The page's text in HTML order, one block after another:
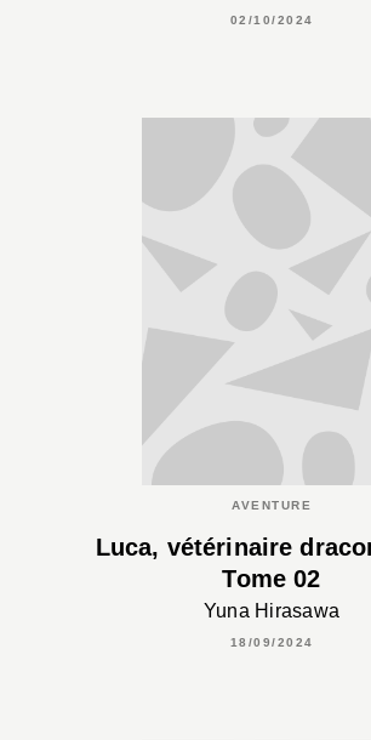
02/10/2024
AVENTURE
Luca, vétérinaire
Tome 02
Yuna Hirasawa
18/09/2024